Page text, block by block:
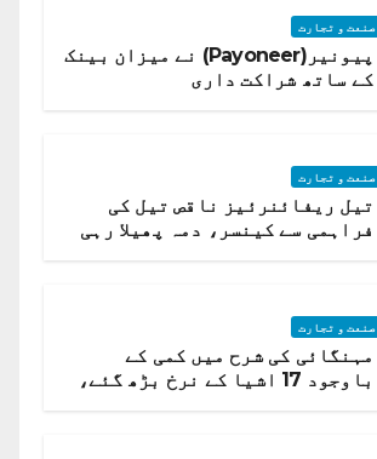
صنعت و تجارت
پیونیر(Payoneer) نے میزان بینک
کے ساتھ شراکت داری
صنعت و تجارت
تیل ریفائنرئیز ناقص تیل کی
فراہمی سے کینسر، دمہ پھیلا رہی
صنعت و تجارت
مہنگائی کی شرح میں کمی کے
باوجود 17 اشیا کے نرخ بڑھ گئے،